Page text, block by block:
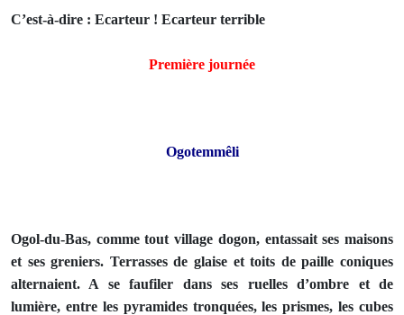
C’est-à-dire : Ecarteur ! Ecarteur terrible
Première journée
Ogotemmêli
Ogol-du-Bas, comme tout village dogon, entassait ses maisons
et ses greniers. Terrasses de glaise et toits de paille coniques
alternaient. A se faufiler dans ses ruelles d’ombre et de
lumière, entre les pyramides tronquées, les prismes, les cubes